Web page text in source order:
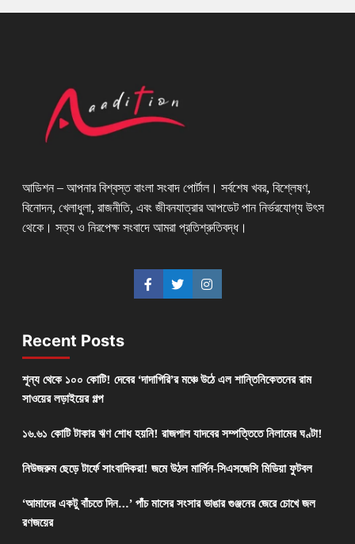
আডিশন – আপনার বিশ্বস্ত বাংলা সংবাদ পোর্টাল। সর্বশেষ খবর, বিশ্লেষণ,
বিনোদন, খেলাধুলা, রাজনীতি, এবং জীবনযাত্রার আপডেট পান নির্ভরযোগ্য উৎস
থেকে। সত্য ও নিরপেক্ষ সংবাদে আমরা প্রতিশ্রুতিবদ্ধ।
Recent Posts
শূন্য থেকে ১০০ কোটি! দেবের ‘দাদাগিরি’র মঞ্চে উঠে এল শান্তিনিকেতনের রাম
সাওয়ের লড়াইয়ের গল্প
১৬.৬১ কোটি টাকার ঋণ শোধ হয়নি! রাজপাল যাদবের সম্পত্তিতে নিলামের ঘণ্টা!
নিউজরুম ছেড়ে টার্ফে সাংবাদিকরা! জমে উঠল মার্লিন-সিএসজেসি মিডিয়া ফুটবল
‘আমাদের একটু বাঁচতে দিন…’ পাঁচ মাসের সংসার ভাঙার গুঞ্জনের জেরে চোখে জল
রণজয়ের